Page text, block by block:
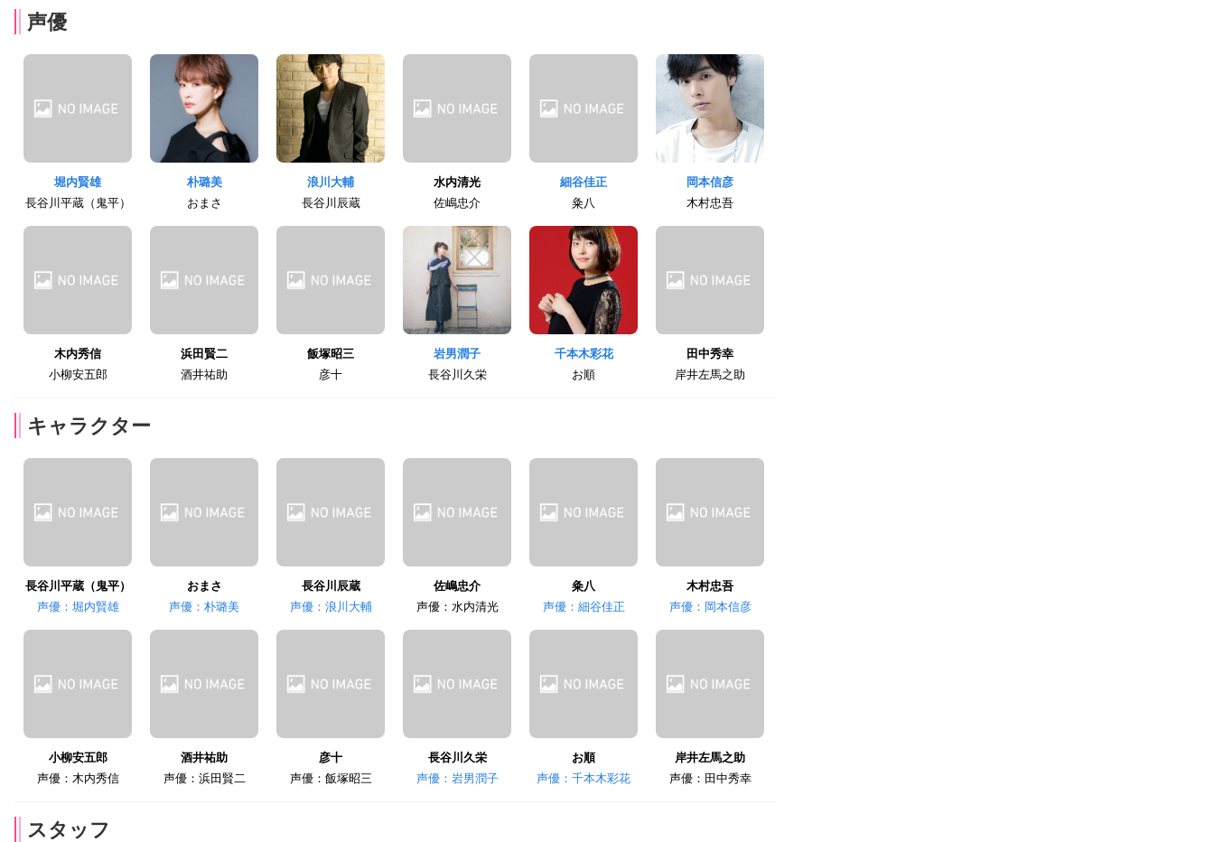
声優
堀内賢雄
長谷川平蔵（鬼平）
朴璐美
おまさ
浪川大輔
長谷川辰蔵
水内清光
佐嶋忠介
細谷佳正
粂八
岡本信彦
木村忠吾
木内秀信
小柳安五郎
浜田賢二
酒井祐助
飯塚昭三
彦十
岩男潤子
長谷川久栄
千本木彩花
お順
田中秀幸
岸井左馬之助
キャラクター
長谷川平蔵（鬼平）
声優：堀内賢雄
おまさ
声優：朴璐美
長谷川辰蔵
声優：浪川大輔
佐嶋忠介
声優：水内清光
粂八
声優：細谷佳正
木村忠吾
声優：岡本信彦
小柳安五郎
声優：木内秀信
酒井祐助
声優：浜田賢二
彦十
声優：飯塚昭三
長谷川久栄
声優：岩男潤子
お順
声優：千本木彩花
岸井左馬之助
声優：田中秀幸
スタッフ